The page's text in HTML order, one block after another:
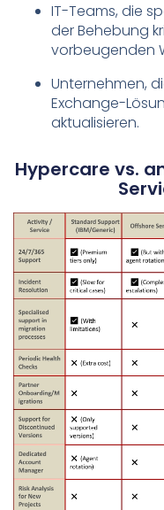
IT-Teams, die
der Behebung
vorbeugenden
Unternehmen,
Exchange-
aktualisieren.
Hypercare vs.